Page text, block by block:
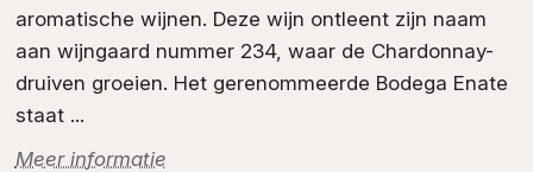
aromatische wijnen. Deze wijn ontleent zijn naam
aan wijngaard nummer 234, waar de Chardonnay-
druiven groeien. Het gerenommeerde Bodega Enate
staat ...
Meer informatie